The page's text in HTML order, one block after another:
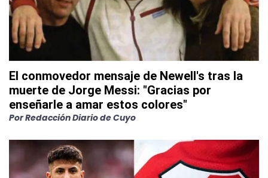
El conmovedor mensaje de Newell's tras la
muerte de Jorge Messi: "Gracias por
enseñarle a amar estos colores"
PorRedacción Diario de Cuyo